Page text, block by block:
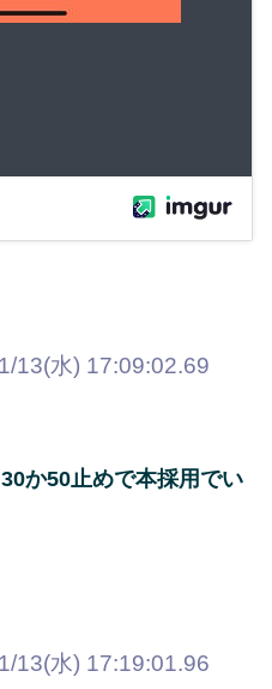
13(水) 17:09:02.69
か50止めで本採用でい
13(水) 17:19:01.96